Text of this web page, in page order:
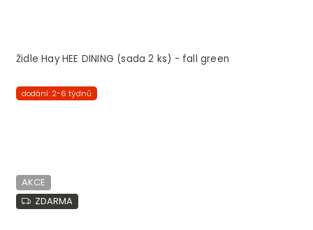
Židle Hay HEE DINING (sada 2 ks) - fall green
dodání: 2-6 týdnů
AKCE
ZDARMA